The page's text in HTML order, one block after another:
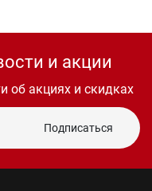
и акции
об акциях и скидках
Подписаться